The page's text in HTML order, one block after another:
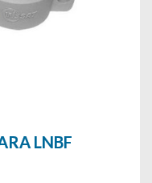
LNBF